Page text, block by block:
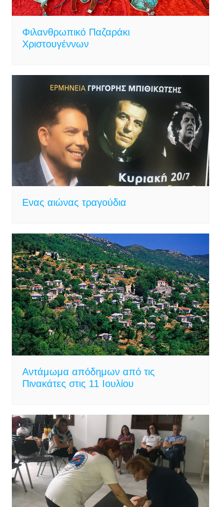
Φιλανθρωπικό Παζαράκι
Χριστουγέννων
Ενας αιώνας τραγούδια
Αντάμωμα απόδημων από τις
Πινακάτες στις 11 Ιουλίου